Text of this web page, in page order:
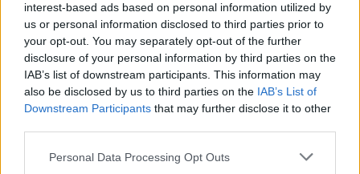
interest-based ads based on personal information utilized by
us or personal information disclosed to third parties prior to
your opt-out. You may separately opt-out of the further
disclosure of your personal information by third parties on the
IAB’s list of downstream participants. This information may
also be disclosed by us to third parties on the IAB’s List of
Downstream Participants that may further disclose it to other
Please note that this website/app uses one or more Google
Personal Data Processing Opt Outs